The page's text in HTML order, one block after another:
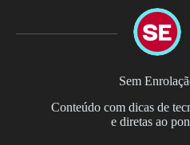
Sem
Conteúdo com dicas de
e diretas ao